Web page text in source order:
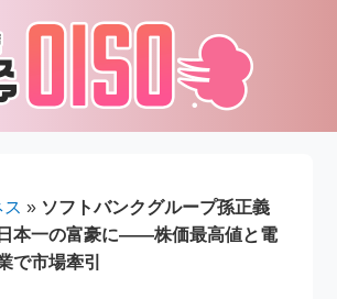
ス » ソフトバンクグループ孫正義
本一の富豪に――株価最高値と電
で市場牽引